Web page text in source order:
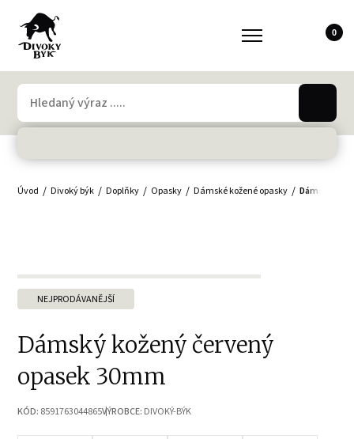
0
Úvod Divoký býk Doplňky Opasky Dámské kožené opasky Dámský
NEJPRODÁVANĚJŠÍ
Dámský kožený červený
opasek 30mm
KÓD: 8591763044865VÝROBCE: DIVOKÝ-BÝK